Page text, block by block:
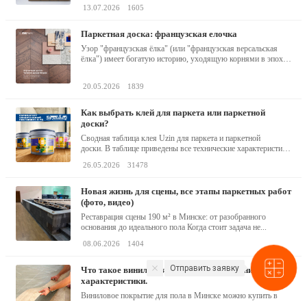
13.07.2026 1605
паркетная доска: французская елочка
Узор "французская ёлка" (или "французская версальская
ёлка") имеет богатую историю, уходящую корнями в эпоху
20.05.2026 1839
как выбрать клей для паркета или паркетной
доски?
Сводная таблица клея Uzin для паркета и паркетной
доски. В таблице приведены все технические характеристики
26.05.2026 31478
новая жизнь для сцены, все этапы паркетных работ
(фото, видео)
Реставрация сцены 190 м² в Минске: от разобранного
основания до идеального пола Когда стоит задача не...
08.06.2026 1404
что такое виниловая пвх плитка? описание,
характеристики.
Виниловое покрытие для пола в Минске можно купить в
Отправить заявку